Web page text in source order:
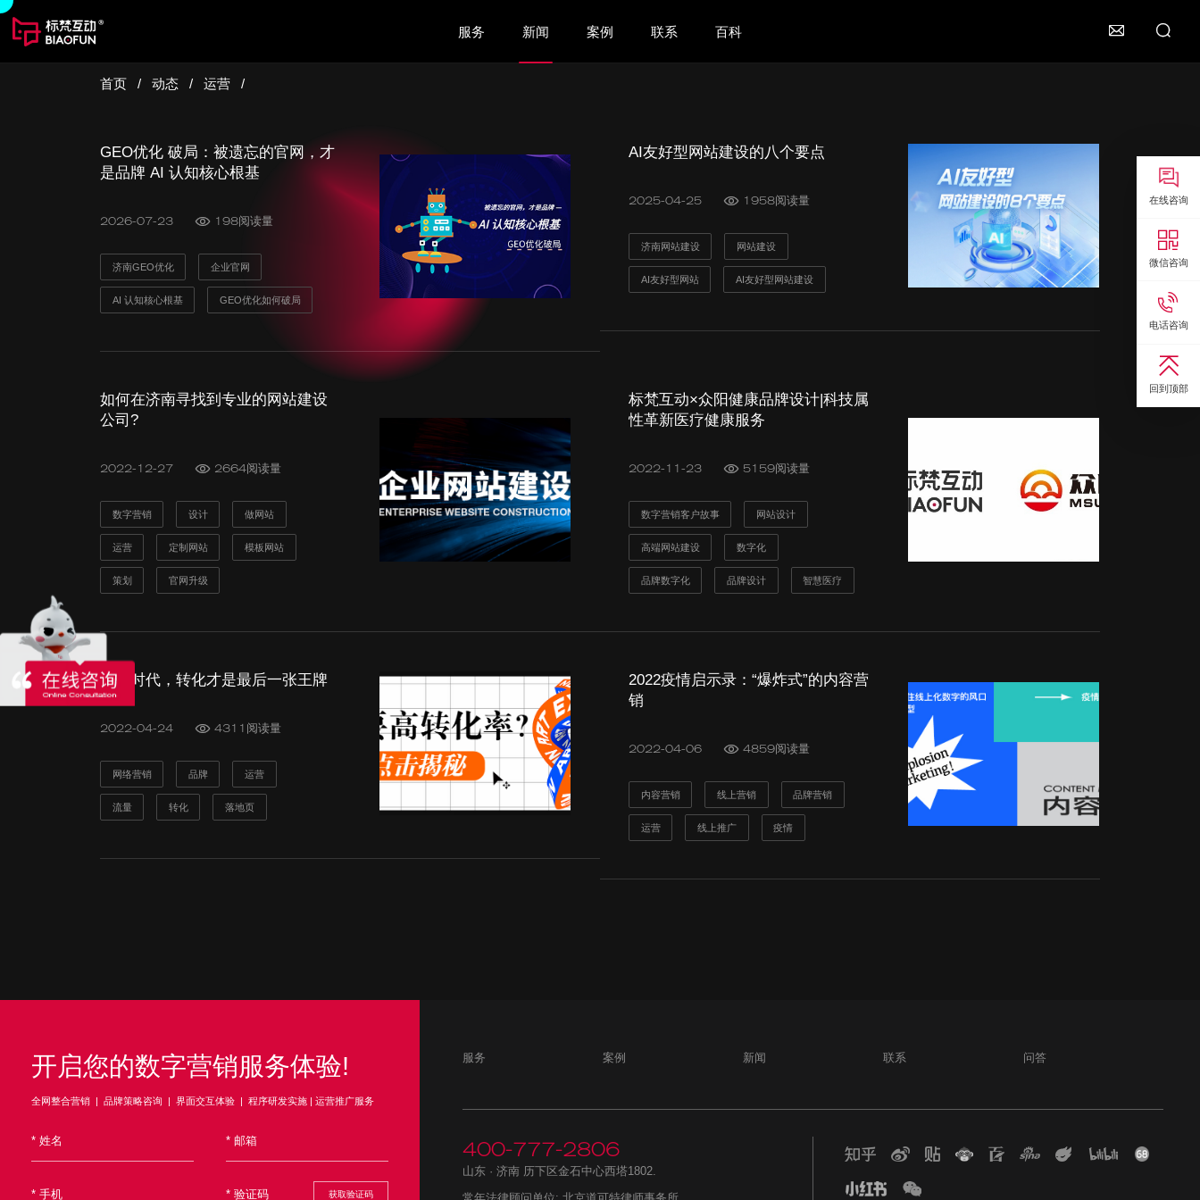
服务 新闻 案例 联系 百科 
开启您的数字营销服务
序定制开发 | 虚拟数字人
发送验证码
即刻订阅
意见反馈

在线咨询

微信咨询

电话咨询

回到顶部
首页 / 动态 / 运营 /
GEO优化 破局：被遗忘的官网，才
是品牌 AI 认知核心根基
2026-07-23 198阅读量
济南GEO优化 企业官网
AI 认知核心根基 GEO优化如何破局
AI友好型网站建设的八个要点
2025-04-25 1958阅读量
济南网站建设 网站建设
AI友好型网站 AI友好型网站建设
如何在济南寻找到专业的网站建设
公司?
2022-12-27 2664阅读量
数字营销 设计 做网站
运营 定制网站 模板网站
策划 官网升级
标梵互动×众阳健康品牌设计|科技属
性革新医疗健康服务
2022-11-23 5159阅读量
数字营销客户故事 网站设计
高端网站建设 数字化
品牌数字化 品牌设计 智慧医疗
流量时代，转化才是最后一张王牌
2022-04-24 4311阅读量
网络营销 品牌 运营
流量 转化 落地页
2022疫情启示录：“爆炸式”的内容营
销
2022-04-06 4859阅读量
内容营销 线上营销 品牌营销
运营 线上推广 疫情
开启您的数字营销服务体验!
全网整合营销 | 品牌策略咨询 | 界面交互体验 | 程序研发实施 | 运营推广服务
获取验证码
服务 案例 新闻 联系 问答
400-777-2806
山东 · 济南 历下区金石中心西塔1802.